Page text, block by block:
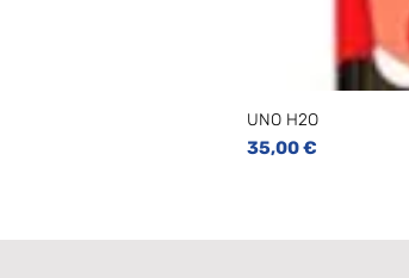
UNO H2O
Prix
35,00 €